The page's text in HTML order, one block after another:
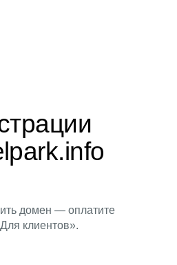
домен — оплатите
клиентов».